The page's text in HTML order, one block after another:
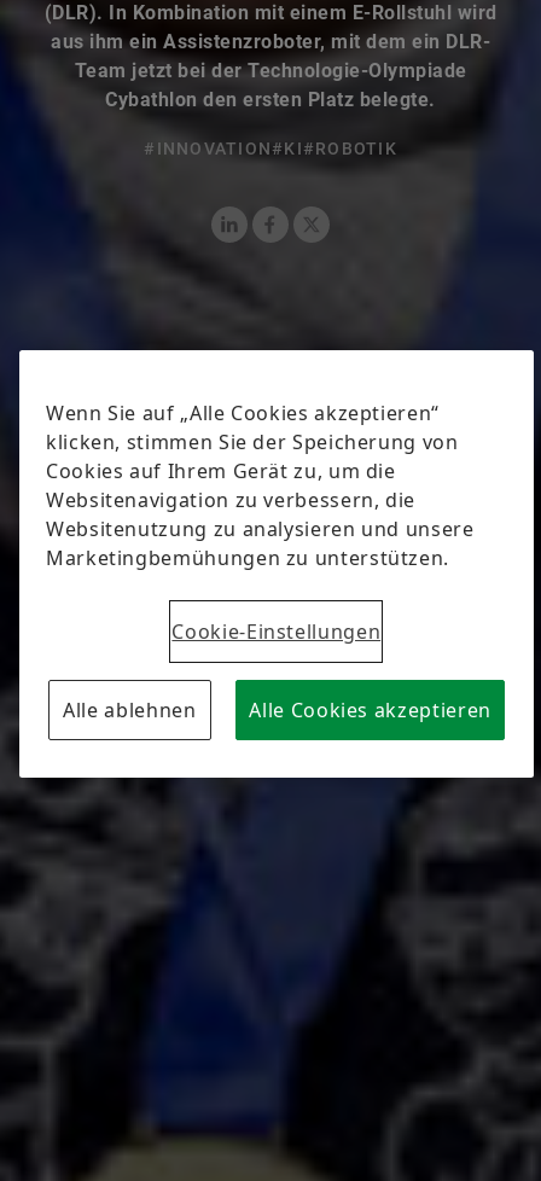
(DLR). In Kombination mit einem E-Rollstuhl wird
aus ihm ein Assistenzroboter, mit dem ein DLR-
Team jetzt bei der Technologie-Olympiade
Cybathlon den ersten Platz belegte.
#INNOVATION#KI#ROBOTIK
LinkedInFacebook
X